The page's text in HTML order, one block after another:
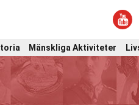
Mänskliga Aktiviteter